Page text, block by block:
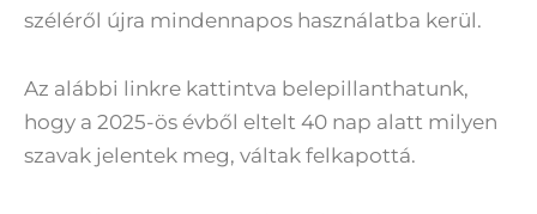
széléről újra mindennapos használatba kerül.
Az alábbi linkre kattintva belepillanthatunk,
hogy a 2025-ös évből eltelt 40 nap alatt milyen
szavak jelentek meg, váltak felkapottá.